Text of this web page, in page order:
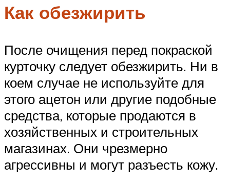
Как обезжирить
После очищения перед покраской
курточку следует обезжирить. Ни в
коем случае не используйте для
этого ацетон или другие подобные
средства, которые продаются в
хозяйственных и строительных
магазинах. Они чрезмерно
агрессивны и могут разъесть кожу.